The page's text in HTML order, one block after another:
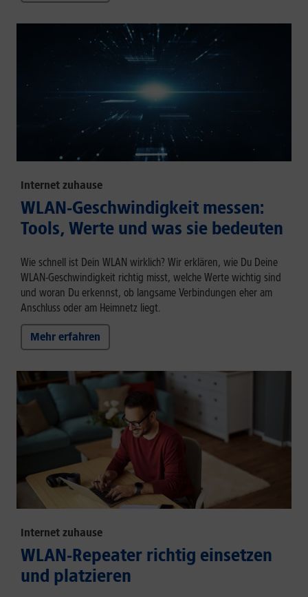
Internet zuhause
WLAN-Geschwindigkeit messen:
Tools, Werte und was sie bedeuten
Wie schnell ist Dein WLAN wirklich? Wir erklären, wie Du Deine
WLAN-Geschwindigkeit richtig misst, welche Werte wichtig sind
und woran Du erkennst, ob langsame Verbindungen eher am
Anschluss oder am Heimnetz liegt.
Mehr erfahren
Internet zuhause
WLAN-Repeater richtig einsetzen
und platzieren